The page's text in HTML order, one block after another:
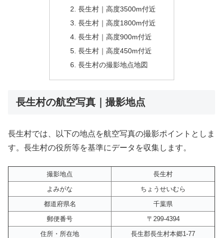
長生村｜高度3500m付近
長生村｜高度1800m付近
長生村｜高度900m付近
長生村｜高度450m付近
長生村の撮影地点地図
長生村の航空写真｜撮影地点
長生村では、以下の地点を航空写真の撮影ポイントとしま
す。長生村の役所等を基準にデータを収集します。
撮影地点
長生村
よみがな
ちょうせいむら
都道府県名
千葉県
郵便番号
〒299-4394
住所・所在地
長生郡長生村本郷1-77